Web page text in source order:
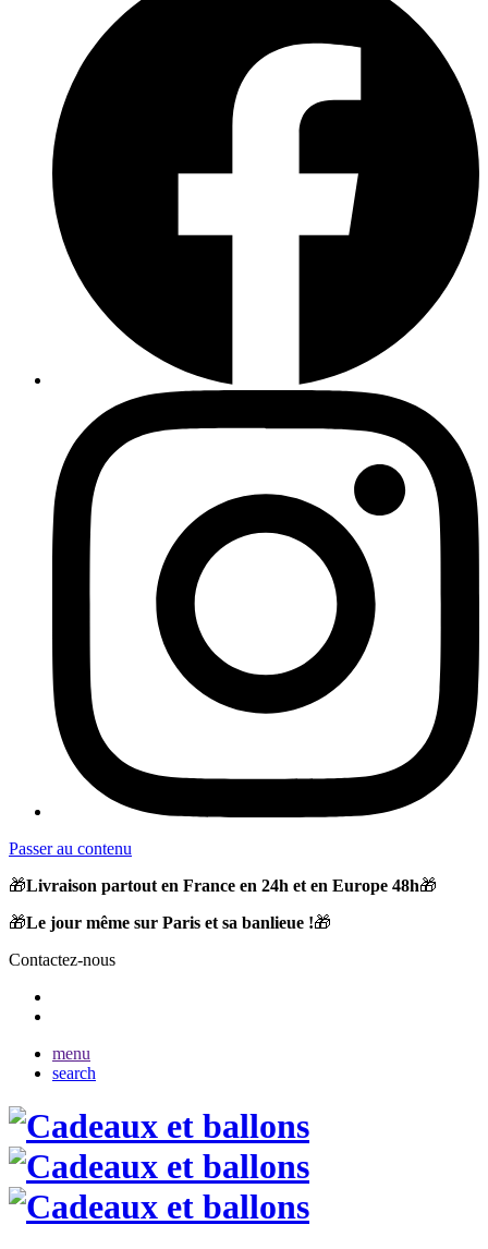
Passer au contenu
🎁Livraison partout en France en 24h et en Europe 48h🎁
🎁Le jour même sur Paris et sa banlieue !🎁
Contactez-nous
menu
search